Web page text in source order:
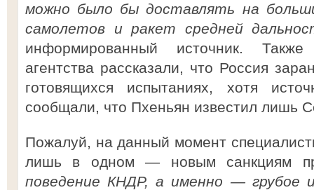
можно было бы доставлять на
самолетов и ракет средней
информированный источник.
агентства рассказали, что Россия
готовящихся испытаниях, хотя
сообщали, что Пхеньян известил лишь
Пожалуй, на данный момент
лишь в одном — новым санкциям
поведение КНДР, а именно — грубое